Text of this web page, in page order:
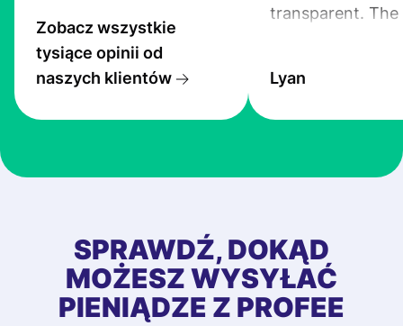
Zobacz wszystkie
tysiące opinii od
naszych klientów
transparent. The
the exchange
at Profee is very
first started
app, and they
quick to provide
and helpful
Lyan
SPRAWDŹ, DOKĄD
MOŻESZ WYSYŁAĆ
PIENIĄDZE Z PROFEE